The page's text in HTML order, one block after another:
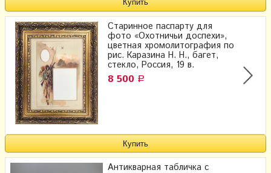
Старинное паспарту для
фото «Охотничьи доспехи»,
цветная хромолитография по
рис. Каразина Н. Н., багет,
стекло, Россия, 19 в.
8 500 Р
Антикварная табличка с